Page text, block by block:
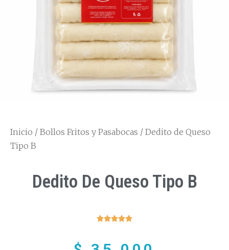
Inicio / Bollos Fritos y Pasabocas / Dedito de Queso
Tipo B
Dedito De Queso Tipo B
